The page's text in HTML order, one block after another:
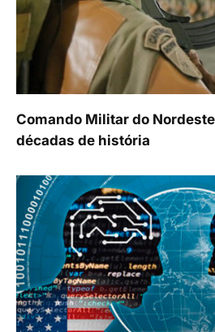
Comando Militar do
décadas de história